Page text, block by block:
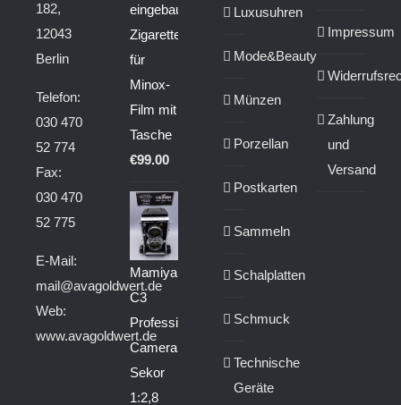
182,
12043
Berlin
Telefon:
030 470
52 774
Fax:
030 470
52 775
E-Mail:
mail@avagoldwert.de
Web:
www.avagoldwert.de
eingebautem
Zigarettenanzünder
für
Minox-
Film mit
Tasche
€99.00
Mamiya
C3
Professional
Camera
Sekor
1:2,8
Luxusuhren
Mode&Beauty
Münzen
Porzellan
Postkarten
Sammeln
Schalplatten
Schmuck
Technische
Geräte
Impressum
Zahlung
und
Versand